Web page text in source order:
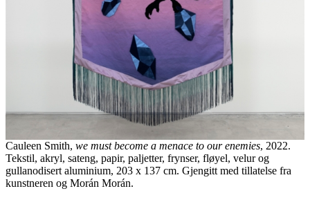
Cauleen Smith, we must become a menace to our enemies, 2022.
Tekstil, akryl, sateng, papir, paljetter, frynser, fløyel, velur og
gullanodisert aluminium, 203 x 137 cm. Gjengitt med tillatelse fra
kunstneren og Morán Morán.